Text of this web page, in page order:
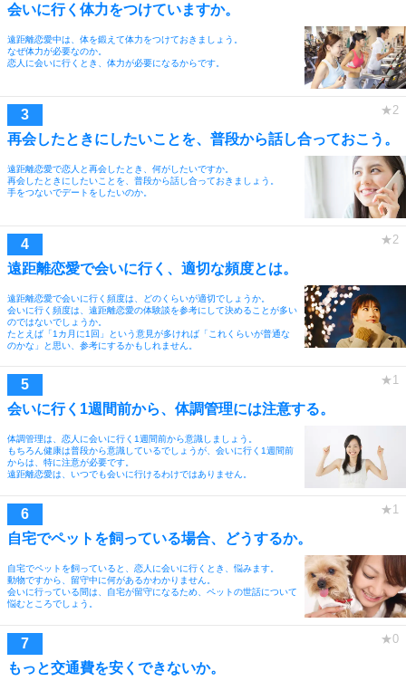
会いに行く体力をつけていますか。
遠距離恋愛中は、体を鍛えて体力をつけておきましょう。
なぜ体力が必要なのか。
恋人に会いに行くとき、体力が必要になるからです。
再会したときにしたいことを、普段から話し合っておこう。
遠距離恋愛で恋人と再会したとき、何がしたいですか。
再会したときにしたいことを、普段から話し合っておきましょう。
手をつないでデートをしたいのか。
遠距離恋愛で会いに行く、適切な頻度とは。
遠距離恋愛で会いに行く頻度は、どのくらいが適切でしょうか。
会いに行く頻度は、遠距離恋愛の体験談を参考にして決めることが多い
のではないでしょうか。
たとえば「1カ月に1回」という意見が多ければ「これくらいが普通な
のかな」と思い、参考にするかもしれません。
会いに行く1週間前から、体調管理には注意する。
体調管理は、恋人に会いに行く1週間前から意識しましょう。
もちろん健康は普段から意識しているでしょうが、会いに行く1週間前
からは、特に注意が必要です。
遠距離恋愛は、いつでも会いに行けるわけではありません。
自宅でペットを飼っている場合、どうするか。
自宅でペットを飼っていると、恋人に会いに行くとき、悩みます。
動物ですから、留守中に何があるかわかりません。
会いに行っている間は、自宅が留守になるため、ペットの世話について
悩むところでしょう。
もっと交通費を安くできないか。